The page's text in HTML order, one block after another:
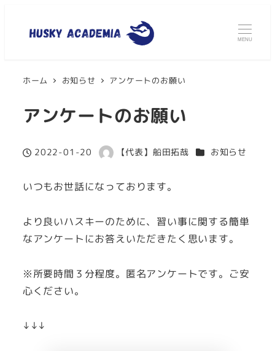
MENU
ホーム お知らせ アンケートのお願い
アンケートのお願い
投稿日
2022-01-20
著
【代表】船田拓哉 カテゴリー
お知らせ
いつもお世話になっております。
より良いハスキーのために、習い事に関する簡単
なアンケートにお答えいただきたく思います。
※所要時間３分程度。匿名アンケートです。ご安
心ください。
↓↓↓